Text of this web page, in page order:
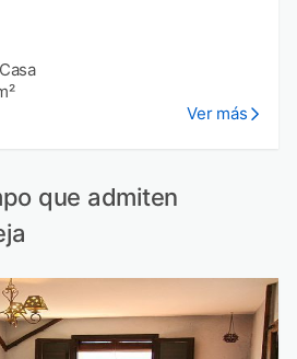
Ver más
que admiten